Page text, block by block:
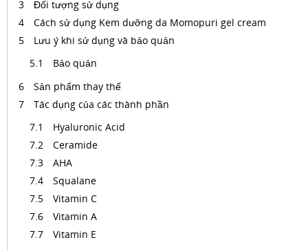
Đối tượng sử dụng
Cách sử dụng Kem dưỡng da Momopuri gel cream
Lưu ý khi sử dụng và bảo quản
Bảo quản
Sản phẩm thay thế
Tác dụng của các thành phần
Hyaluronic Acid
Ceramide
AHA
Squalane
Vitamin C
Vitamin A
Vitamin E